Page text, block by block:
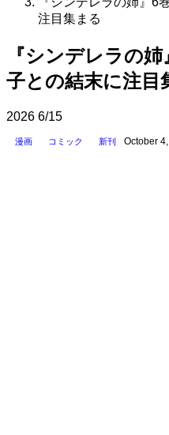
注目集まる
『シンデレラの
子との結末に注目
2026 6/15
漫画 コミック 新刊 October